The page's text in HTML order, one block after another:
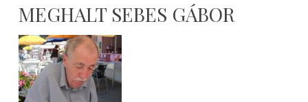
MEGHALT SEBES GÁBOR